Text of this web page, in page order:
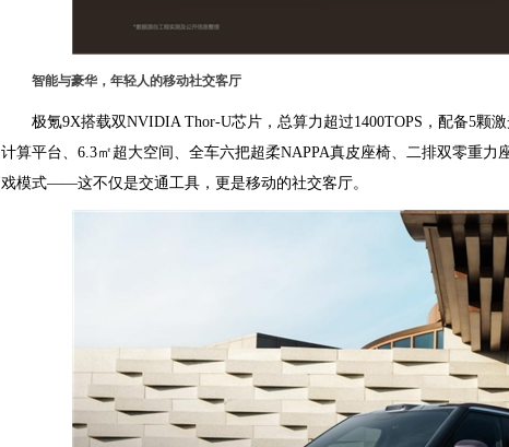
智能与豪华，年轻人的移动社交客厅
极氪9X搭载双NVIDIA Thor-U芯片，总算力超过1400TOPS，配备5颗
计算平台、6.3㎡超大空间、全车六把超柔NAPPA真皮座椅、二排双零重
戏模式——这不仅是交通工具，更是移动的社交客厅。